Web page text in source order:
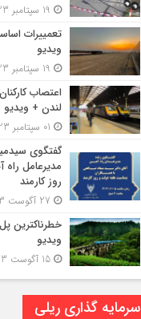
تعمییرات
ویدیو
اعتصاب
لندن + ویدیو
گفتگوی
مدیرعامل
روز کارمند
خطرناکترین
ویدیو
سرمایه گذاری ریلی